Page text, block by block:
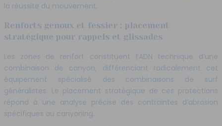
la réussite du mouvement.
Renforts genoux et fessier : placement
stratégique pour rappels et glissades
Les zones de renfort constituent l’ADN technique d’une
combinaison de canyon, différenciant radicalement cet
équipement spécialisé des combinaisons de surf
généralistes. Le placement stratégique de ces protections
répond à une analyse précise des contraintes d’abrasion
spécifiques au canyoning.